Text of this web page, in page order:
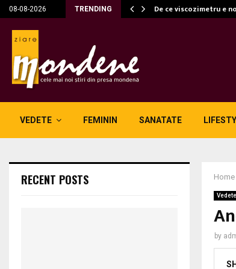
08-08-2026 TRENDING De ce viscozimetru e
VEDETE FEMININ SANATATE
Home
Vedete
by
RECENT POSTS